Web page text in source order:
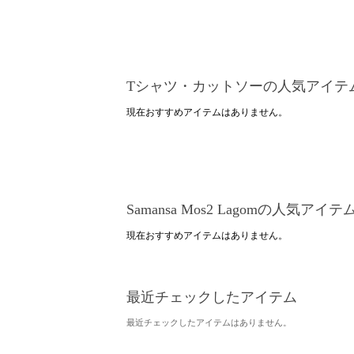
Tシャツ・カットソーの人気アイテ
現在おすすめアイテムはありません。
Samansa Mos2 Lagomの人気アイテ
現在おすすめアイテムはありません。
最近チェックしたアイテム
最近チェックしたアイテムはありません。